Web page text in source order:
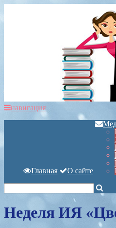
навигация
Главная О сайте
Неделя ИЯ